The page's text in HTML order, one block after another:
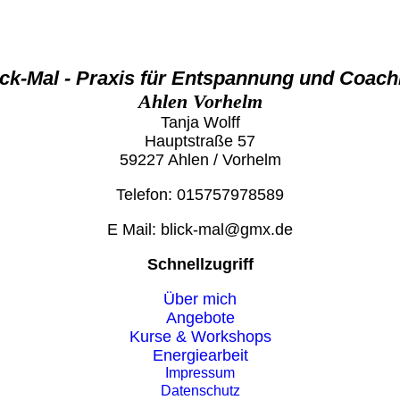
Mal - Praxis für Entspannung und
Ahlen Vorhelm
Tanja Wolff
Hauptstraße 57
59227 Ahlen / Vorhelm
Telefon: 015757978589
E Mail: blick-mal@gmx.de
Schnellzugriff
Über mich
Angebote
Kurse & Workshops
Energiearbeit
Impressum
Datenschutz